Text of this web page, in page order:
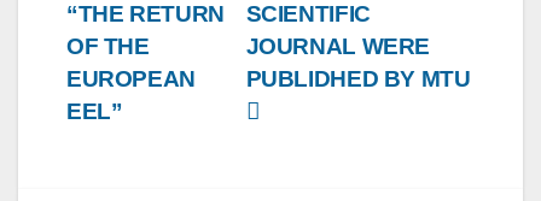
SCIENTIFIC
JOURNAL WERE
PUBLIDHED BY MTU
“THE RETURN
OF THE
EUROPEAN
EEL”